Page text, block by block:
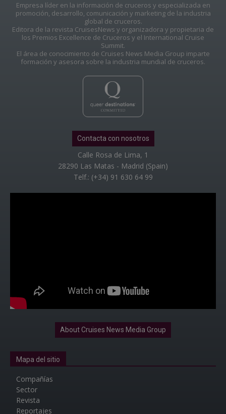
Empresa líder en la información de cruceros y especializada en
promoción, desarrollo, comunicación y marketing de la industria
global de cruceros.
Editora de la revista CruisesNews y organizadora y propietaria de
los Premios Excellence de Cruceros y el International Cruise
Summit.
El área de conocimiento de Cruises News Media Group imparte
formación y asesora sobre la industria mundial de cruceros.
Contacta con nosotros
Calle Rosa de Lima, 1
28290 Las Matas - Madrid (Spain)
Telf.: (+34) 91 630 64 99
About Cruises News Media Group
Mapa del sitio
Compañías
Sector
Revista
Reportajes